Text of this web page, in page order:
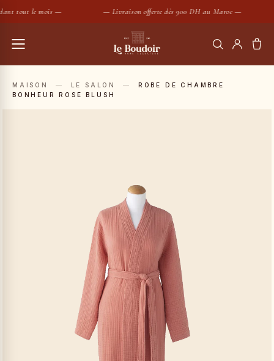
tout le mois — — Livraison offerte dès 900 DH au Maroc —
RECHERCHER
MAISON — LE SALON —
ROBE DE CHAMBRE
BONHEUR ROSE BLUSH